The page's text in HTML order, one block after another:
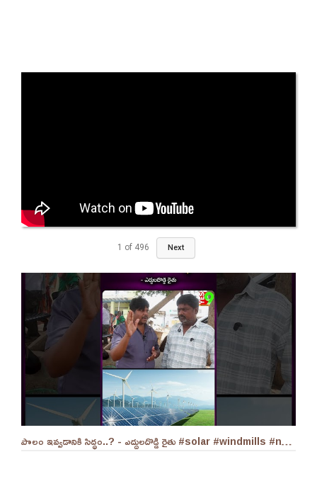
1 of 496 Next
పొలం ఇవ్వడానికి సిద్ధం..? - ఎద్దులదొడ్డి రైతు #solar #windmills #naralokesh #solarenergy